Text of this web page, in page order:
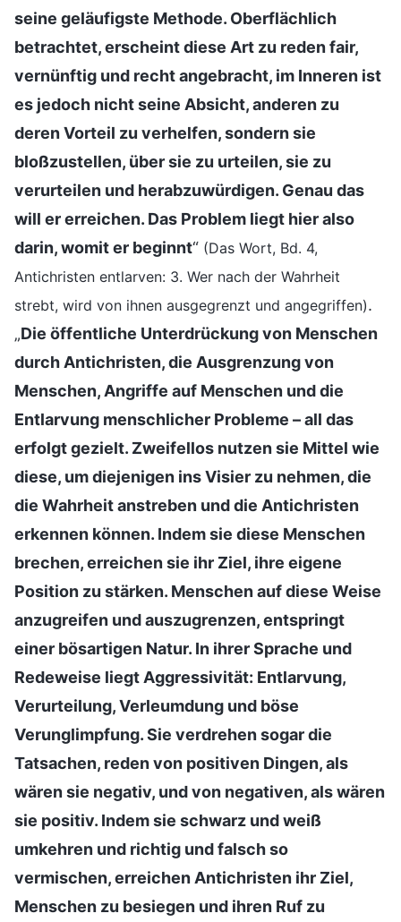
seine geläufigste Methode. Oberflächlich
betrachtet, erscheint diese Art zu reden fair,
vernünftig und recht angebracht, im Inneren ist
es jedoch nicht seine Absicht, anderen zu
deren Vorteil zu verhelfen, sondern sie
bloßzustellen, über sie zu urteilen, sie zu
verurteilen und herabzuwürdigen. Genau das
will er erreichen. Das Problem liegt hier also
darin, womit er beginnt“ (Das Wort, Bd. 4,
Antichristen entlarven: 3. Wer nach der Wahrheit
strebt, wird von ihnen ausgegrenzt und angegriffen).
„Die öffentliche Unterdrückung von Menschen
durch Antichristen, die Ausgrenzung von
Menschen, Angriffe auf Menschen und die
Entlarvung menschlicher Probleme – all das
erfolgt gezielt. Zweifellos nutzen sie Mittel wie
diese, um diejenigen ins Visier zu nehmen, die
die Wahrheit anstreben und die Antichristen
erkennen können. Indem sie diese Menschen
brechen, erreichen sie ihr Ziel, ihre eigene
Position zu stärken. Menschen auf diese Weise
anzugreifen und auszugrenzen, entspringt
einer bösartigen Natur. In ihrer Sprache und
Redeweise liegt Aggressivität: Entlarvung,
Verurteilung, Verleumdung und böse
Verunglimpfung. Sie verdrehen sogar die
Tatsachen, reden von positiven Dingen, als
wären sie negativ, und von negativen, als wären
sie positiv. Indem sie schwarz und weiß
umkehren und richtig und falsch so
vermischen, erreichen Antichristen ihr Ziel,
Menschen zu besiegen und ihren Ruf zu